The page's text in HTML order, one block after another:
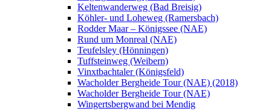
Keltenwanderweg (Bad Breisig)
Köhler- und Loheweg (Ramersbach)
Rodder Maar – Königssee (NAE)
Rund um Monreal (NAE)
Teufelsley (Hönningen)
Tuffsteinweg (Weibern)
Vinxtbachtaler (Königsfeld)
Wacholder Bergheide Tour (NAE) (2018)
Wacholder Bergheide Tour (NAE)
Wingertsbergwand bei Mendig